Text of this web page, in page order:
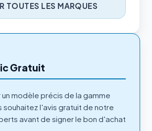
TOUTES LES MARQUES
Gratuit
un modèle précis de la gamme
souhaitez l'avis gratuit de notre
avant de signer le bon d'achat